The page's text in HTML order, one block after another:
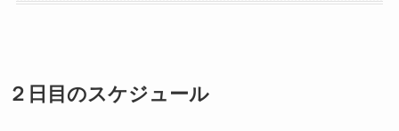
２日目のスケジュール